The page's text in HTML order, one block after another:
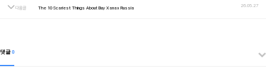
다음글 The 10 Scariest Things About Buy Xanax Russia 26.05.27
댓글 0